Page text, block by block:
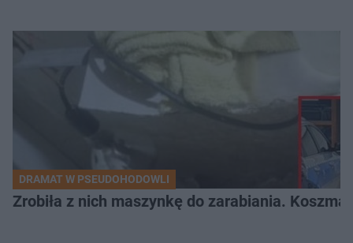
DRAMAT W PSEUDOHODOWLI
Zrobiła z nich maszynkę do zarabiania.